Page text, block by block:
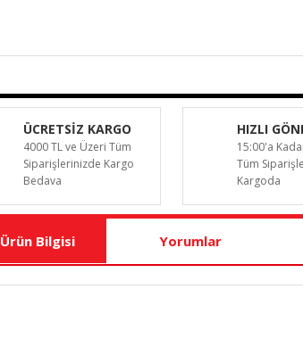
ÜCRETSİZ KARGO
4000 TL ve Üzeri Tüm
Siparişlerinizde Kargo
Bedava
HIZLI
15:00'a
Tüm
Kargoda
Ürün Bilgisi Yorumlar